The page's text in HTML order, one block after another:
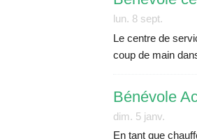
lun. 8 sept.
Le centre de
coup de main
Bénévole
dim. 5 janv.
En tant que